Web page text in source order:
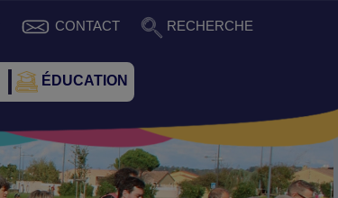
CONTACT RECHERCHE
ÉDUCATION